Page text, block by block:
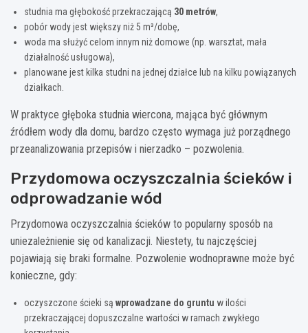
studnia ma głębokość przekraczającą 30 metrów,
pobór wody jest większy niż 5 m³/dobę,
woda ma służyć celom innym niż domowe (np. warsztat, mała
działalność usługowa),
planowane jest kilka studni na jednej działce lub na kilku powiązanych
działkach.
W praktyce głęboka studnia wiercona, mająca być głównym
źródłem wody dla domu, bardzo często wymaga już porządnego
przeanalizowania przepisów i nierzadko – pozwolenia.
Przydomowa oczyszczalnia ścieków i
odprowadzanie wód
Przydomowa oczyszczalnia ścieków to popularny sposób na
uniezależnienie się od kanalizacji. Niestety, tu najczęściej
pojawiają się braki formalne. Pozwolenie wodnoprawne może być
konieczne, gdy:
oczyszczone ścieki są wprowadzane do gruntu w ilości
przekraczającej dopuszczalne wartości w ramach zwykłego